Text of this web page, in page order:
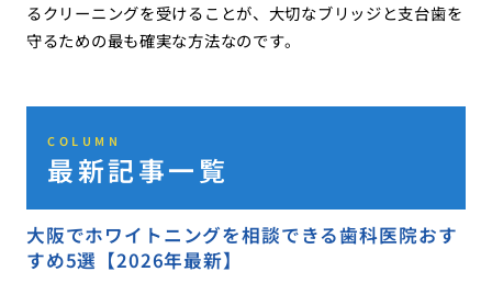
るクリーニングを受けることが、大切なブリッジと支台歯を
守るための最も確実な方法なのです。
COLUMN
最新記事一覧
大阪でホワイトニングを相談できる歯科医院おす
すめ5選【2026年最新】